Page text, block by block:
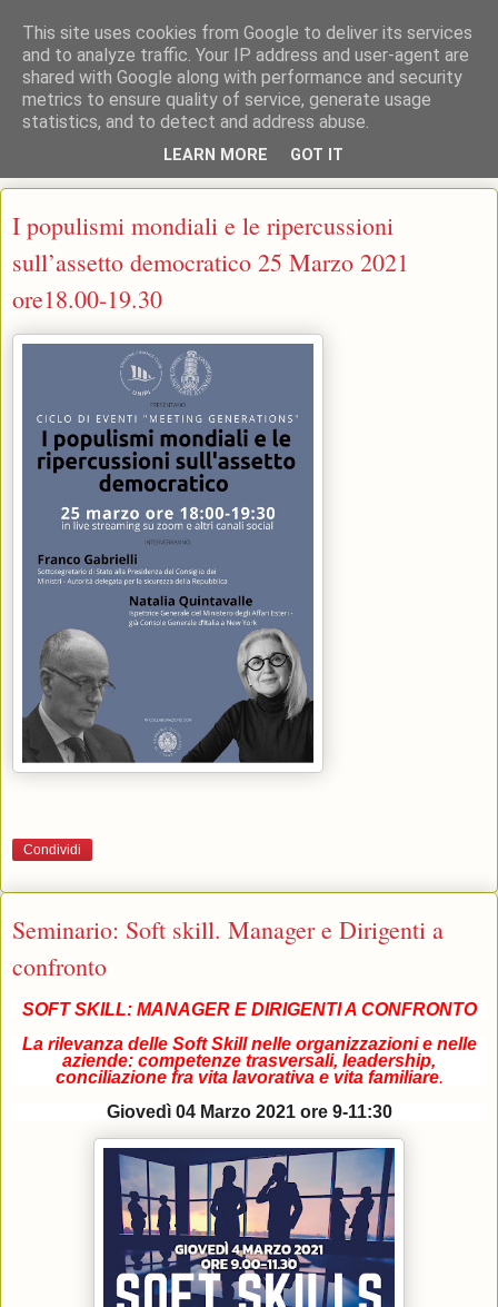
: : CAFRE : : Centro Interdipartimentale per l'Aggiornamento, la
Formazione e la Ricerca Educativa Università di Pisa
I populismi mondiali e le ripercussioni
sull’assetto democratico 25 Marzo 2021
ore18.00-19.30
Condividi
Seminario: Soft skill. Manager e Dirigenti a
confronto
SOFT SKILL: MANAGER E DIRIGENTI A CONFRONTO
La rilevanza delle Soft Skill nelle organizzazioni e nelle
aziende: competenze trasversali, leadership,
conciliazione fra vita lavorativa e vita familiare.
Giovedì 04 Marzo 2021 ore 9-11:30
This site uses cookies from Google to deliver its services
and to analyze traffic. Your IP address and user-agent are
shared with Google along with performance and security
metrics to ensure quality of service, generate usage
statistics, and to detect and address abuse.
LEARN MORE GOT IT